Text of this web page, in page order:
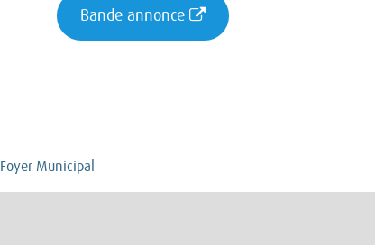
Bande annonce
Foyer Municipal